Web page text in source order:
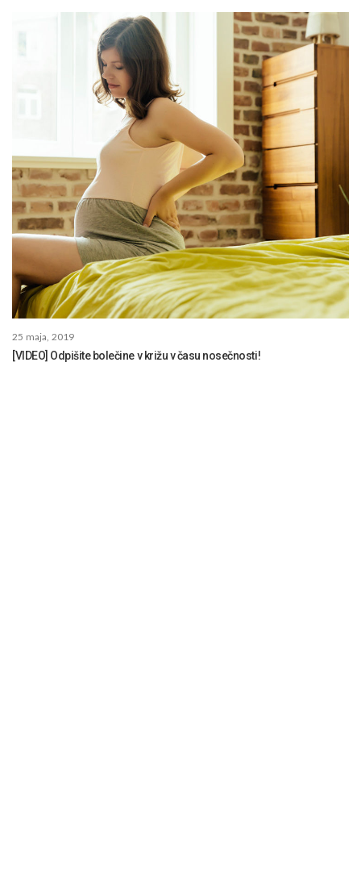
25 maja, 2019
[VIDEO] Odpišite bolečine v križu v času nosečnosti!